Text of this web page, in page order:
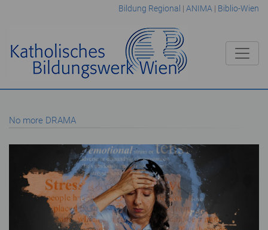
Bildung Regional | ANIMA | Biblio-Wien
No more DRAMA